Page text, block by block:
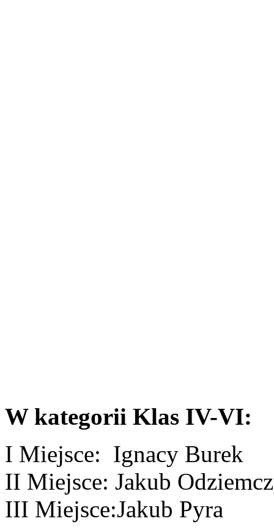
W kategorii Klas IV-VI:
I Miejsce: Ignacy
II Miejsce: Jakub
III Miejsce:Jakub Pyra